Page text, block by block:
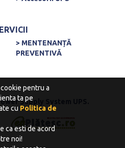
> MENTENANȚĂ
PREVENTIVĂ
Supply System UPS.
pentru a
ta pe
cu Politica de
ca esti de acord
noi!